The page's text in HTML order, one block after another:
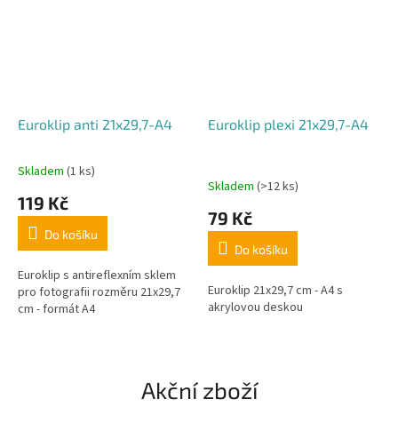
Euroklip anti 21x29,7-A4
Průměrné
produktu
3,7
5
hvězdiček.
Skladem (1 ks)
119 Kč
Do košíku
Euroklip s antireflexním sklem
pro fotografii rozměru 21x29,7
cm - formát A4
Euroklip plexi 21x29,7-A4
Skladem (>12 ks)
79 Kč
Do košíku
Euroklip 21x29,7 cm - A4 s
akrylovou deskou
Akční zboží